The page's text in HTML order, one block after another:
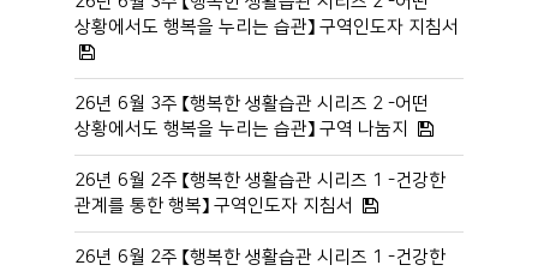
상황에서도 행복을 누리는 습관】 구역인도자 지침서
26년 6월 3주 【행복한 생활습관 시리즈 2 -어떤
상황에서도 행복을 누리는 습관】 구역 나눔지
26년 6월 2주 【행복한 생활습관 시리즈 1 -건강한
관계를 통한 행복】 구역인도자 지침서
26년 6월 2주 【행복한 생활습관 시리즈 1 -건강한